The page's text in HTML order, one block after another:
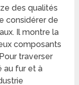
des qualités
considérer de
Il montre la
composants
traverser
au fur et à